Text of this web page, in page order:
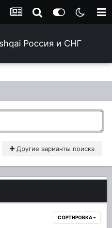
Другие варианты поиска
СОРТИРОВКА